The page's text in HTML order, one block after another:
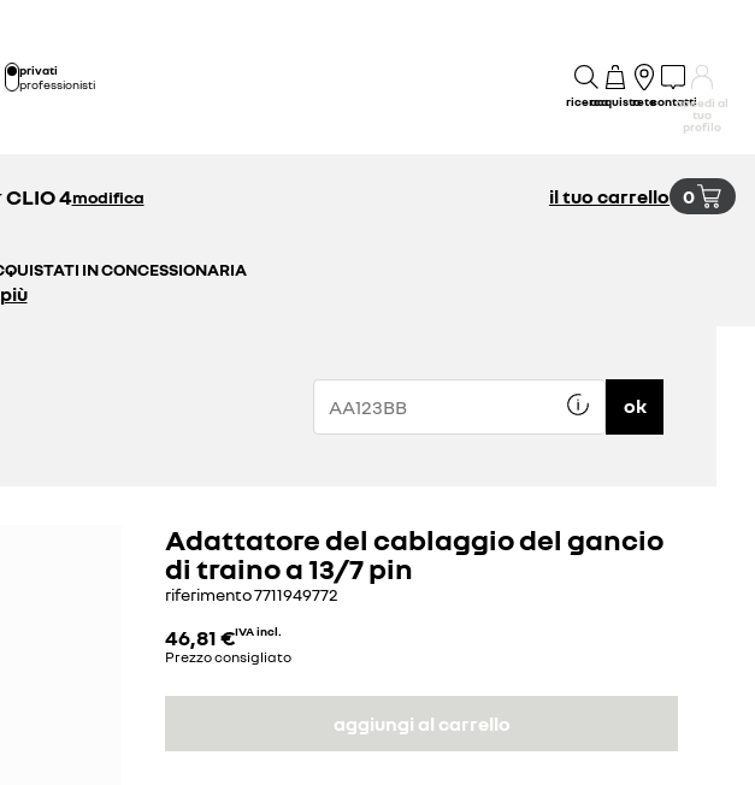
privati
professionisti
ricercaacquistoretecontattiaccedi al
tuo
profilo
CLIO 4modifica il tuo carrello 0
IN CONCESSIONARIA
ok
Adattatore del cablaggio del gancio
di traino a 13/7 pin
riferimento7711949772
46,81 €IVA incl.
Prezzo consigliato
aggiungi al carrello